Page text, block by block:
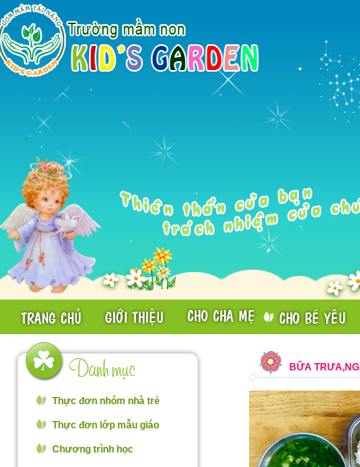
Thực đơn nhóm nhà trẻ
Thực đơn lớp mẫu giáo
Chương trình học
BỮA